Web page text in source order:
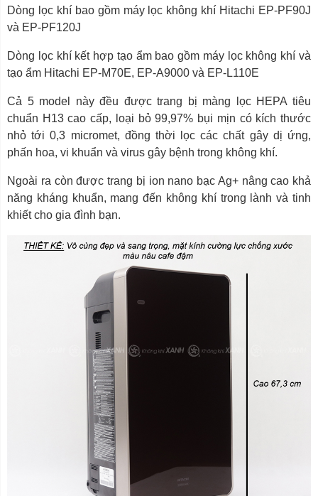
Dòng lọc khí bao gồm máy lọc không khí Hitachi EP-PF90J
và EP-PF120J
Dòng lọc khí kết hợp tạo ẩm bao gồm máy lọc không khí và
tạo ẩm Hitachi EP-M70E, EP-A9000 và EP-L110E
Cả 5 model này đều được trang bị màng lọc HEPA tiêu
chuẩn H13 cao cấp, loại bỏ 99,97% bụi mịn có kích thước
nhỏ tới 0,3 micromet, đồng thời lọc các chất gây dị ứng,
phấn hoa, vi khuẩn và virus gây bệnh trong không khí.
Ngoài ra còn được trang bị ion nano bạc Ag+ nâng cao khả
năng kháng khuẩn, mang đến không khí trong lành và tinh
khiết cho gia đình bạn.